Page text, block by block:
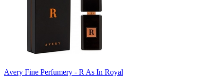
Avery Fine Perfumery - R As In Royal